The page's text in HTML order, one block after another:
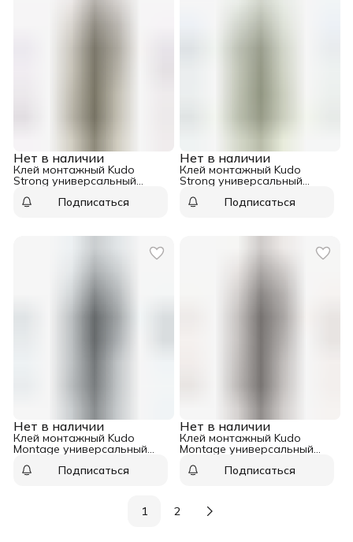
Нет в наличии
Клей монтажный Kudo
Strong универсальный
Подписаться
Нет в наличии
Клей монтажный Kudo
Strong универсальный
Подписаться
Нет в наличии
Клей монтажный Kudo
Montage универсальный
Подписаться
Нет в наличии
Клей монтажный Kudo
Montage универсальный
Подписаться
1 2